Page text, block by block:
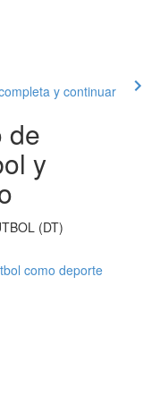
y continuar
de
y
(DT)
como deporte